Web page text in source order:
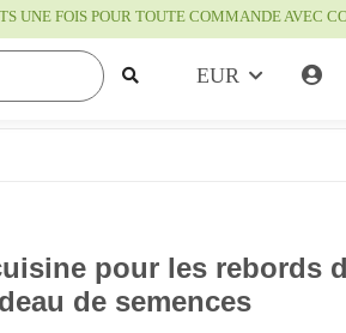
UNE FOIS POUR TOUTE COMMANDE AVEC
EUR
pour les rebords
de semences